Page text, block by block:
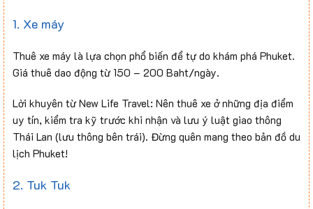
1. Xe máy
Thuê xe máy là lựa chọn phổ biến để tự do khám phá Phuket.
Giá thuê dao động từ 150 – 200 Baht/ngày.
Lời khuyên từ New Life Travel: Nên thuê xe ở những địa điểm
uy tín, kiểm tra kỹ trước khi nhận và lưu ý luật giao thông
Thái Lan (lưu thông bên trái). Đừng quên mang theo bản đồ du
lịch Phuket!
2. Tuk Tuk